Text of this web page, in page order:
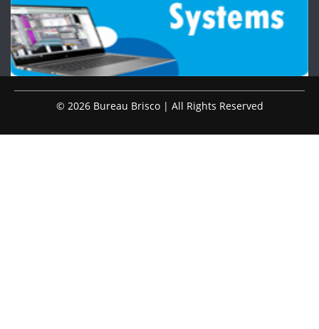
© 2026 Bureau Brisco | All Rights Reserved